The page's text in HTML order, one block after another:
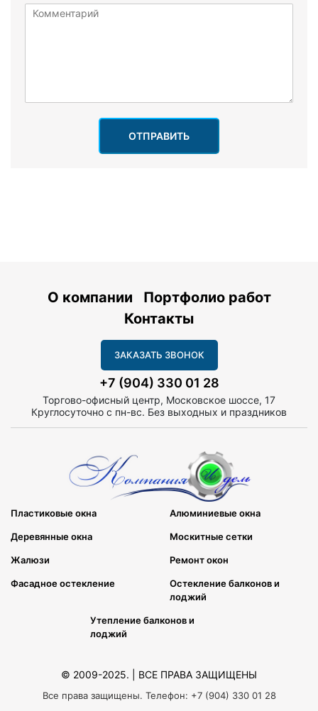
ОТПРАВИТЬ
О компании
Портфолио работ
Контакты
ЗАКАЗАТЬ ЗВОНОК
+7 (904) 330 01 28
Торгово-офисный центр, Московское шоссе, 17
Круглосуточно с пн-вс. Без выходных и праздников
Пластиковые окна Алюминиевые окна
Деревянные окна Москитные сетки
Жалюзи Ремонт окон
Фасадное остекление
Остекление балконов и
лоджий
Утепление балконов и
лоджий
© 2009-2025. | ВСЕ ПРАВА ЗАЩИЩЕНЫ
Все права защищены. Телефон: +7 (904) 330 01 28